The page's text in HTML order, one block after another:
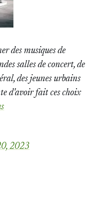
des musiques de
salles de concert, de
des jeunes urbains
d'avoir fait ces choix
2023